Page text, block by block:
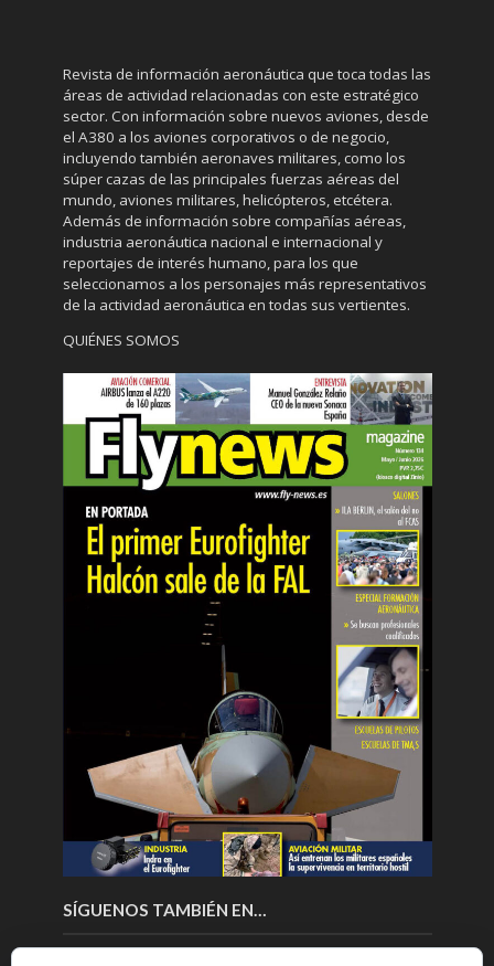
Revista de información aeronáutica que toca todas las
áreas de actividad relacionadas con este estratégico
sector. Con información sobre nuevos aviones, desde
el A380 a los aviones corporativos o de negocio,
incluyendo también aeronaves militares, como los
súper cazas de las principales fuerzas aéreas del
mundo, aviones militares, helicópteros, etcétera.
Además de información sobre compañías aéreas,
industria aeronáutica nacional e internacional y
reportajes de interés humano, para los que
seleccionamos a los personajes más representativos
de la actividad aeronáutica en todas sus vertientes.
QUIÉNES SOMOS
SÍGUENOS TAMBIÉN EN…